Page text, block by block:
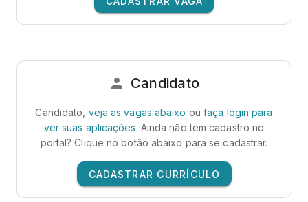
Candidato
Candidato, veja as vagas abaixo ou faça login para
ver suas aplicações. Ainda não tem cadastro no
portal? Clique no botão abaixo para se cadastrar.
CADASTRAR CURRÍCULO